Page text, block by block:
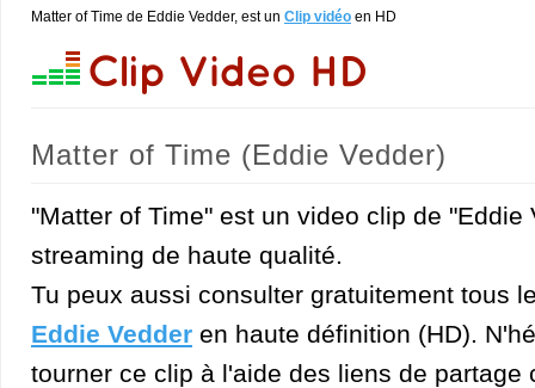
Matter of Time de Eddie Vedder, est un Clip vidéo en HD
Matter of Time (Eddie Vedder)
"Matter of Time" est un video clip de "Eddie
streaming de haute qualité.
Tu peux aussi consulter gratuitement tous
Eddie Vedder en haute définition (HD).
tourner ce clip à l'aide des liens de partage